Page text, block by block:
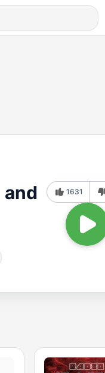
and
1631